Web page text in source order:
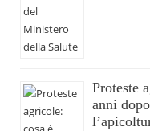
Proteste
anni